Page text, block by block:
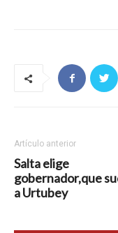
Artículo anterior
Salta elige
gobernador,que
a Urtubey